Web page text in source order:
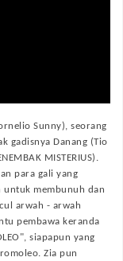
Sunny), seorang
gadisnya Danang (Tio
MISTERIUS).
para gali yang
untuk membunuh dan
arwah - arwah
pembawa keranda
siapapun yang
Zia pun